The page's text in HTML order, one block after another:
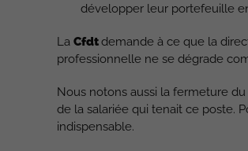
développer leur portefeuille
La Cfdtdemande à ce que la
professionnelle ne se dégrade
Nous notons aussi la fermeture
de la salariée qui tenait ce poste.
indispensable.